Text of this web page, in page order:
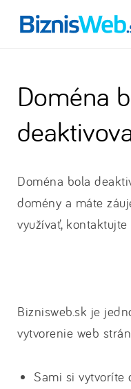
Doména
Doména bola
domény a máte
využívať,
Biznisweb.sk je
vytvorenie web
Sami si vytvoríte